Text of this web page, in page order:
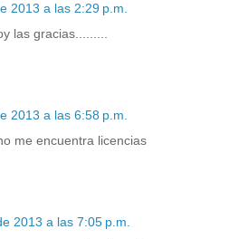
2013 a las 2:29 p.m.
las gracias.........
2013 a las 6:58 p.m.
me encuentra licencias
2013 a las 7:05 p.m.